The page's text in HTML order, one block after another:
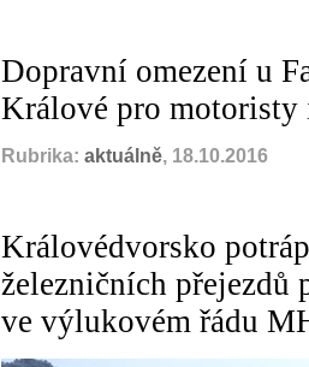
Dopravní omezení u
Králové pro motoristy
Rubrika: aktuálně, 18.10.2016
Královédvorsko
železničních přejezdů
ve výlukovém řádu